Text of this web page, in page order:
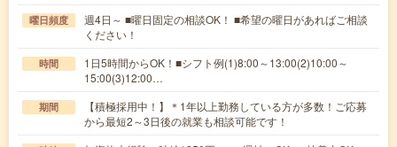
曜日頻度
週4日～ ■曜日固定の相談OK！ ■希望の曜日があればご相談
ください！
時間
1日5時間からOK！■シフト例(1)8:00～13:00(2)10:00～
15:00(3)12:00…
期間
【積極採用中！】＊1年以上勤務している方が多数！ご応募
から最短2～3日後の就業も相談可能です！